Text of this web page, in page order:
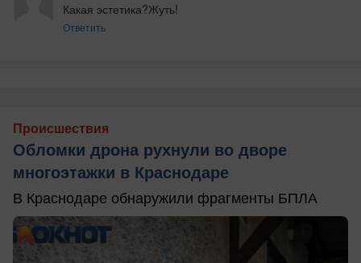
Какая эстетика?Жуть!
Ответить
Происшествия
Обломки дрона рухнули во дворе
многоэтажки в Краснодаре
В Краснодаре обнаружили фрагменты БПЛА